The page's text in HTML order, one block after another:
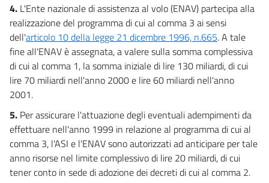
4. L'Ente nazionale di assistenza al volo (ENAV) partecipa alla
realizzazione del programma di cui al comma 3 ai sensi
dell'articolo 10 della legge 21 dicembre 1996, n.665. A tale
fine all'ENAV è assegnata, a valere sulla somma complessiva
di cui al comma 1, la somma iniziale di lire 130 miliardi, di cui
lire 70 miliardi nell'anno 2000 e lire 60 miliardi nell'anno
2001.
5. Per assicurare l'attuazione degli eventuali adempimenti da
effettuare nell'anno 1999 in relazione al programma di cui al
comma 3, l'ASI e l'ENAV sono autorizzati ad anticipare per tale
anno risorse nel limite complessivo di lire 20 miliardi, di cui
tener conto in sede di adozione dei decreti di cui al comma 2.